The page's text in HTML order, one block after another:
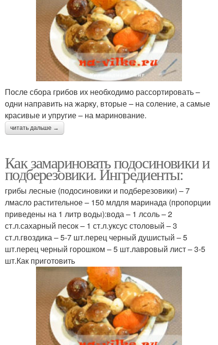
После сбора грибов их необходимо рассортировать –
одни направить на жарку, вторые – на соление, а самые
красивые и упругие – на маринование.
читать дальше →
Как замариновать подосиновики и
подберезовики. Ингредиенты:
грибы лесные (подосиновики и подберезовики) – 7
лмасло растительное – 150 млдля маринада (пропорции
приведены на 1 литр воды):вода – 1 лсоль – 2
ст.л.сахарный песок – 1 ст.л.уксус столовый – 3
ст.л.гвоздика – 5-7 шт.перец черный душистый – 5
шт.перец черный горошком – 5 шт.лавровый лист – 3-5
шт.Как приготовить